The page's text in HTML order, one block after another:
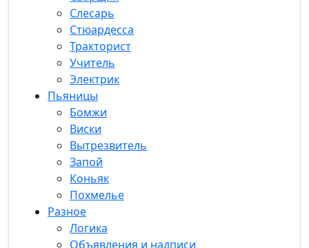
Слесарь
Стюардесса
Тракторист
Учитель
Электрик
Пьяницы
Бомжи
Виски
Вытрезвитель
Запой
Коньяк
Похмелье
Разное
Логика
Объявления и надписи